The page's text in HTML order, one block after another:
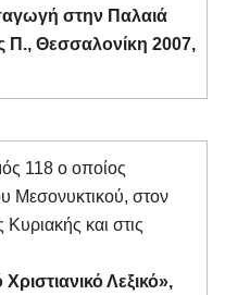
στην Παλαιά
Π., Θεσσαλονίκη 2007,
118 ο οποίος
Μεσονυκτικού, στον
και στις
Λεξικό»,